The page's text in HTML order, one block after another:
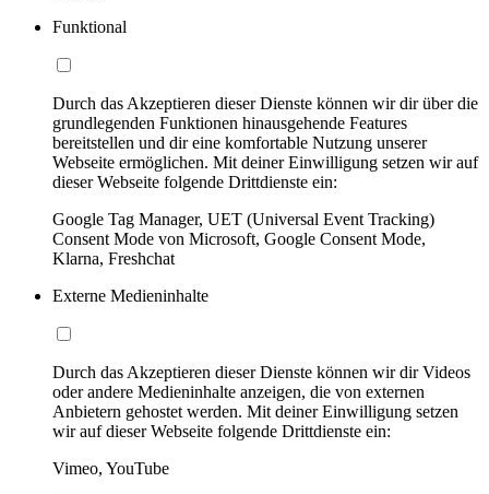
Funktional
Durch das Akzeptieren dieser Dienste können wir dir über die
grundlegenden Funktionen hinausgehende Features
bereitstellen und dir eine komfortable Nutzung unserer
Webseite ermöglichen. Mit deiner Einwilligung setzen wir auf
dieser Webseite folgende Drittdienste ein:
Google Tag Manager, UET (Universal Event Tracking)
Consent Mode von Microsoft, Google Consent Mode,
Klarna, Freshchat
Externe Medieninhalte
Durch das Akzeptieren dieser Dienste können wir dir Videos
oder andere Medieninhalte anzeigen, die von externen
Anbietern gehostet werden. Mit deiner Einwilligung setzen
wir auf dieser Webseite folgende Drittdienste ein:
Vimeo, YouTube